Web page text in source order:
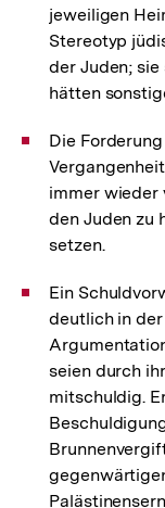
jeweiligen
Stereotyp
der Juden;
hätten
Die
immer wieder
den Juden zu
setzen.
Ein
deutlich in
seien durch
mitschuldig.